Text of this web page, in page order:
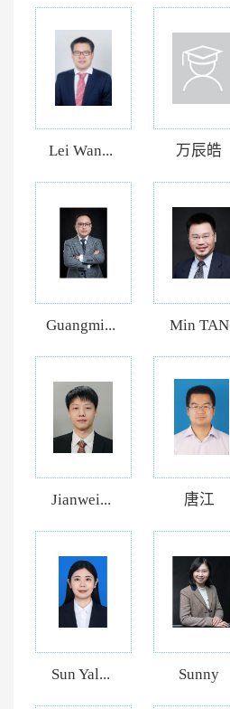
Lei Wan... 万辰皓
Guangmi... Min TAN
Jianwei... 唐江
Sun Yal... Sunny